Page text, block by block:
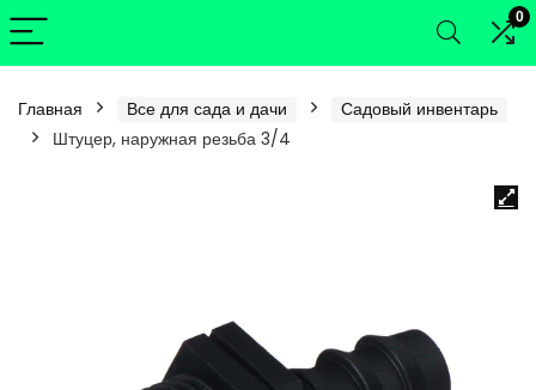
0
Главная Все для сада и дачи
Садовый инвентарь
Штуцер, наружная резьба 3/4